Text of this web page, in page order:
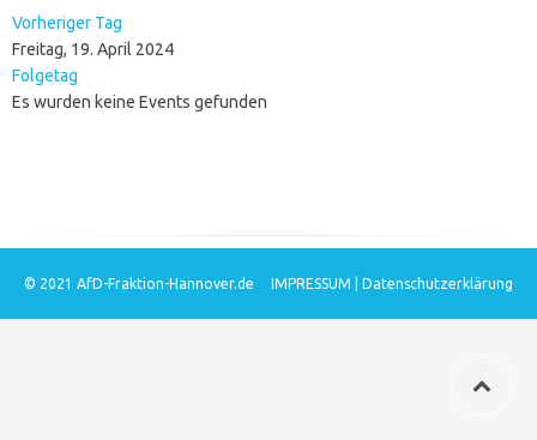
Vorheriger Tag
Freitag, 19. April 2024
Folgetag
Es wurden keine Events gefunden
© 2021 AfD-Fraktion-Hannover.de IMPRESSUM Datenschutzerklärung